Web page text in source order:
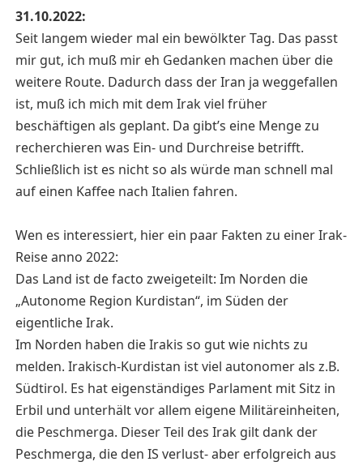
31.10.2022:
Seit langem wieder mal ein bewölkter Tag. Das passt
mir gut, ich muß mir eh Gedanken machen über die
weitere Route. Dadurch dass der Iran ja weggefallen
ist, muß ich mich mit dem Irak viel früher
beschäftigen als geplant. Da gibt’s eine Menge zu
recherchieren was Ein- und Durchreise betrifft.
Schließlich ist es nicht so als würde man schnell mal
auf einen Kaffee nach Italien fahren.
Wen es interessiert, hier ein paar Fakten zu einer Irak-
Reise anno 2022:
Das Land ist de facto zweigeteilt: Im Norden die
„Autonome Region Kurdistan“, im Süden der
eigentliche Irak.
Im Norden haben die Irakis so gut wie nichts zu
melden. Irakisch-Kurdistan ist viel autonomer als z.B.
Südtirol. Es hat eigenständiges Parlament mit Sitz in
Erbil und unterhält vor allem eigene Militäreinheiten,
die Peschmerga. Dieser Teil des Irak gilt dank der
Peschmerga, die den IS verlust- aber erfolgreich aus